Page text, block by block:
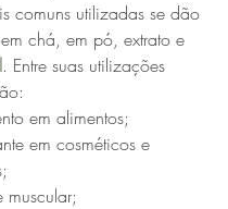
comuns utilizadas se dão
chá, em pó, extrato e
. Entre suas utilizações
em alimentos;
em cosméticos e
muscular;